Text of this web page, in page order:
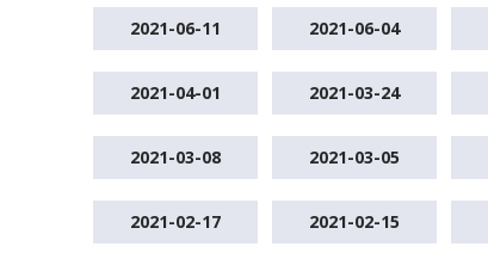
2021-06-11 2021-06-04
2021-04-01 2021-03-24
2021-03-08 2021-03-05
2021-02-17 2021-02-15